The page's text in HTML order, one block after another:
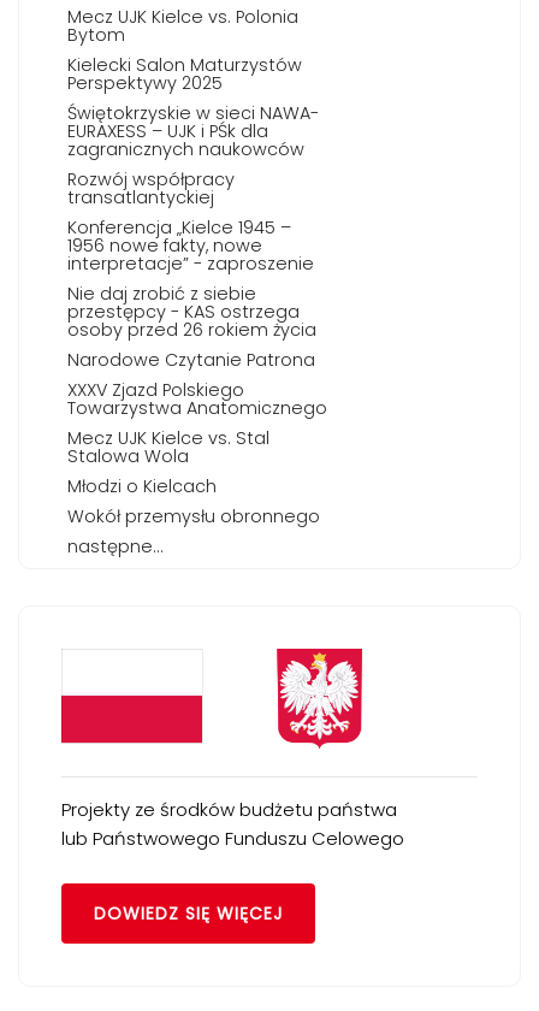
Mecz UJK Kielce vs. Polonia
Bytom
Kielecki Salon Maturzystów
Perspektywy 2025
Świętokrzyskie w sieci NAWA-
EURAXESS – UJK i PŚk dla
zagranicznych naukowców
Rozwój współpracy
transatlantyckiej
Konferencja „Kielce 1945 –
1956 nowe fakty, nowe
interpretacje” - zaproszenie
Nie daj zrobić z siebie
przestępcy - KAS ostrzega
osoby przed 26 rokiem życia
Narodowe Czytanie Patrona
XXXV Zjazd Polskiego
Towarzystwa Anatomicznego
Mecz UJK Kielce vs. Stal
Stalowa Wola
Młodzi o Kielcach
Wokół przemysłu obronnego
następne...
Projekty ze środków budżetu państwa
lub Państwowego Funduszu Celowego
DOWIEDZ SIĘ WIĘCEJ